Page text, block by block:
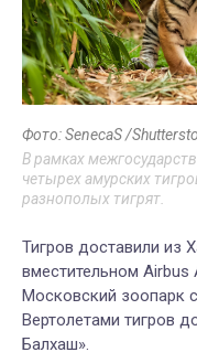
Фото: SenecaS /
В рамках
четырех амурских
разнополых тигрят.
Тигров доставили из
вместительном Airbus
Московский зоопарк
Вертолетами тигров
Балхаш».